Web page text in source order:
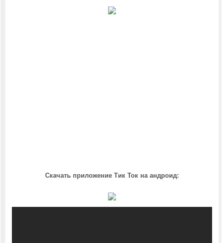
Скачать приложение Тик Ток на андроид: